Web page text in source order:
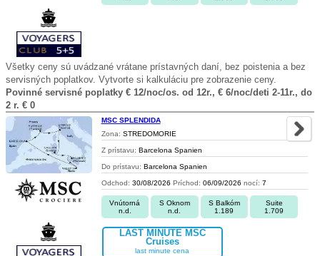
Všetky ceny sú uvádzané vrátane prístavných daní, bez poistenia a bez
servisných poplatkov. Vytvorte si kalkuláciu pre zobrazenie ceny.
Povinné servisné poplatky € 12/noc/os. od 12r., € 6/noc/deti 2-11r., do
2 r. € 0
MSC SPLENDIDA
Zona: STREDOMORIE
Z prístavu: Barcelona Spanien
Do prístavu: Barcelona Spanien
Odchod: 30/08/2026 Príchod: 06/09/2026 nocí: 7
Vnútorná
n.d.
S Oknom
n.d.
S Balkóm
1.189
Suite
1.709
LAST MINUTE MSC
Cruises
last minute cena